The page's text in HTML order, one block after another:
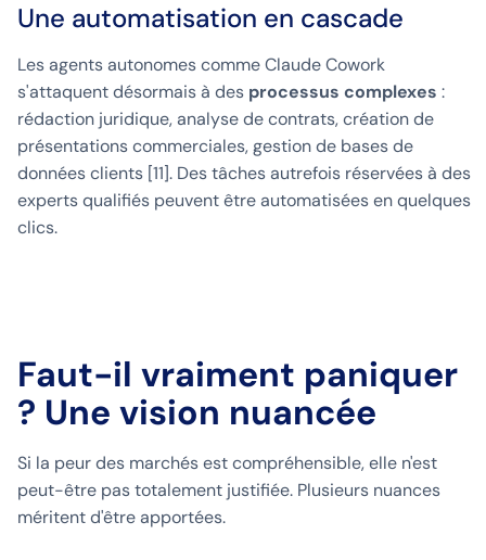
Une automatisation en cascade
Les agents autonomes comme Claude Cowork
s'attaquent désormais à des processus complexes :
rédaction juridique, analyse de contrats, création de
présentations commerciales, gestion de bases de
données clients [11]. Des tâches autrefois réservées à des
experts qualifiés peuvent être automatisées en quelques
clics.
Faut-il vraiment paniquer
? Une vision nuancée
Si la peur des marchés est compréhensible, elle n'est
peut-être pas totalement justifiée. Plusieurs nuances
méritent d'être apportées.